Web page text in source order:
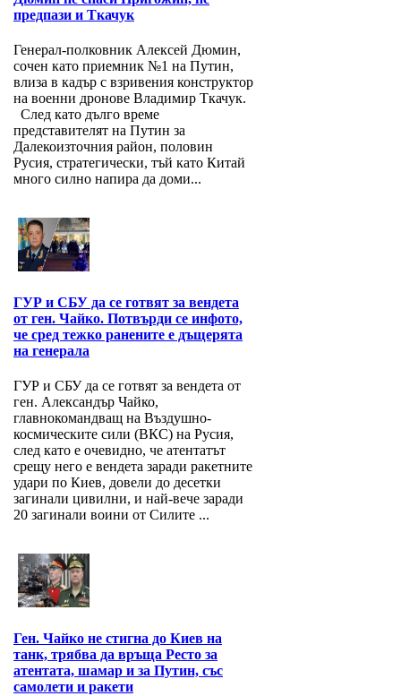
предпази и Ткачук
Генерал-полковник Алексей Дюмин,
сочен като приемник №1 на Путин,
влиза в кадър с взривения конструктор
на военни дронове Владимир Ткачук.
След като дълго време
представителят на Путин за
Далекоизточния район, половин
Русия, стратегически, тъй като Китай
много силно напира да доми...
ГУР и СБУ да се готвят за вендета
от ген. Чайко. Потвърди се инфото,
че сред тежко ранените е дъщерята
на генерала
ГУР и СБУ да се готвят за вендета от
ген. Александър Чайко,
главнокомандващ на Въздушно-
космическите сили (ВКС) на Русия,
след като е очевидно, че атентатът
срещу него е вендета заради ракетните
удари по Киев, довели до десетки
загинали цивилни, и най-вече заради
20 загинали воини от Силите ...
Ген. Чайко не стигна до Киев на
танк, трябва да връща Ресто за
атентата, шамар и за Путин, със
самолети и ракети